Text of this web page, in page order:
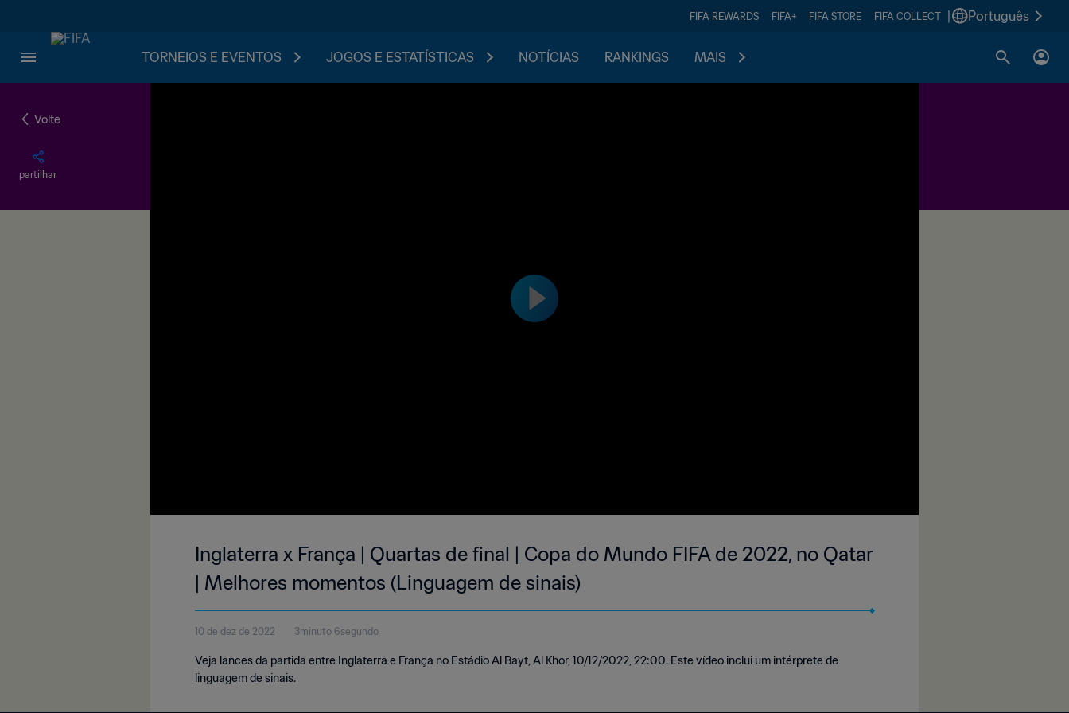
FIFA REWARDS FIFA+ FIFA STORE FIFA COLLECT Português
TORNEIOS E EVENTOS JOGOS E ESTATÍSTICAS NOTÍCIAS RANKINGS MAIS
Volte
partilhar
Inglaterra x França | Quartas de final | Copa do Mundo FIFA de 2022, no Qatar
| Melhores momentos (Linguagem de sinais)
10 de dez de 2022 3minuto 6segundo
Veja lances da partida entre Inglaterra e França no Estádio Al Bayt, Al Khor, 10/12/2022, 22:00. Este vídeo inclui um intérprete de
linguagem de sinais.